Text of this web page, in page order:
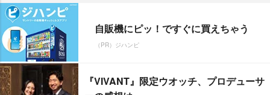
自販機にピッ！ですぐに買えちゃう
（PR）ジハンピ
『VIVANT』限定ウオッチ、プロデューサ